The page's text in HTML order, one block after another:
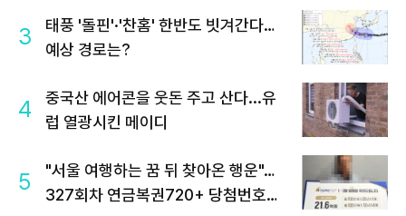
3
태풍 '돌핀'·'찬홈' 한반도 빗겨간다…
예상 경로는?
4
중국산 에어콘을 웃돈 주고 산다...유
럽 열광시킨 메이디
5
"서울 여행하는 꿈 뒤 찾아온 행운"…
327회차 연금복권720+ 당첨번호조